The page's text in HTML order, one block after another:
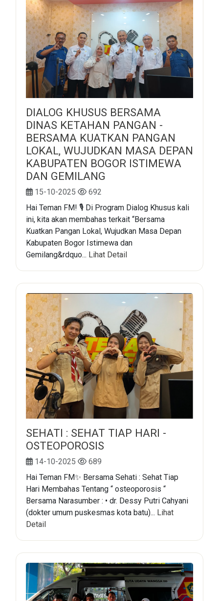
DIALOG KHUSUS BERSAMA
DINAS KETAHAN PANGAN -
BERSAMA KUATKAN PANGAN
LOKAL, WUJUDKAN MASA DEPAN
KABUPATEN BOGOR ISTIMEWA
DAN GEMILANG
15-10-2025
692
Hai Teman FM! 🎙️ Di Program Dialog Khusus kali
ini, kita akan membahas terkait “Bersama
Kuatkan Pangan Lokal, Wujudkan Masa Depan
Kabupaten Bogor Istimewa dan
Gemilang&rdquo... Lihat Detail
SEHATI : SEHAT TIAP HARI -
OSTEOPOROSIS
14-10-2025
689
Hai Teman FM✨ Bersama Sehati : Sehat Tiap
Hari Membahas Tentang “ osteoporosis “
Bersama Narasumber : • dr. Dessy Putri Cahyani
(dokter umum puskesmas kota batu)... Lihat
Detail